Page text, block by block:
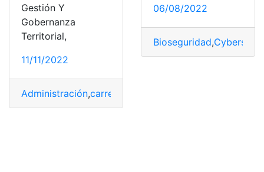
Gestión Y
Gobernanza
Territorial,
11/11/2022
Administración,carreras
06/08/2022
Bioseguridad,